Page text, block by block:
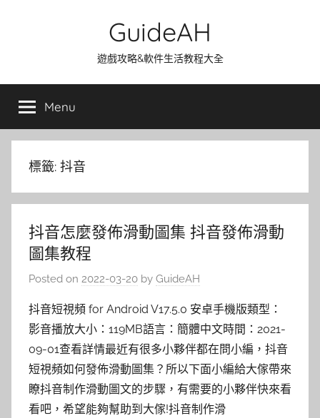
GuideAH
遊戲攻略&軟件生活教程大全
Menu
標籤: 抖音
抖音怎麼發佈滑動圖集 抖音發佈滑動
圖集教程
Posted on 2022-03-20 by GuideAH
抖音短視頻 for Android V17.5.0 安卓手機版類型：
影音播放大小：119MB語言：簡體中文時間：2021-
09-01查看詳情最近有很多小夥伴都在問小編，抖音
短視頻如何發佈滑動圖集？所以下面小編給大傢帶來
瞭抖音制作滑動圖文的步驟，有需要的小夥伴快來看
看吧，希望能夠幫助到大傢!抖音制作滑